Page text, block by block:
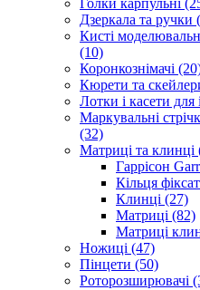
Дзеркала та ручки
Кисті
(10)
Коронкознімачі
Кюрети та
Лотки і касети для
Маркувальні
(32)
Матриці та клинці
Гаррісон
Кільця
Клинці (27)
Матриці (82)
Матриці
Ножиці (47)
Пінцети (50)
Роторозширювачі